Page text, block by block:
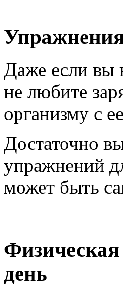
Даже если вы
не любите
организму с
Достаточно
упражнений
может быть
день